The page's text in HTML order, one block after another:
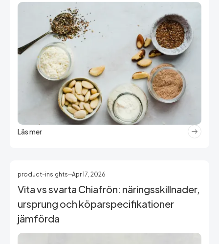
Läs mer
product-insights Apr 17, 2026
Vita vs svarta Chiafrön: näringsskillnader,
ursprung och köparspecifikationer
jämförda